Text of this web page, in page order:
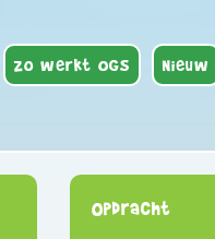
Zo werkt OGS Nieuw
Opdracht